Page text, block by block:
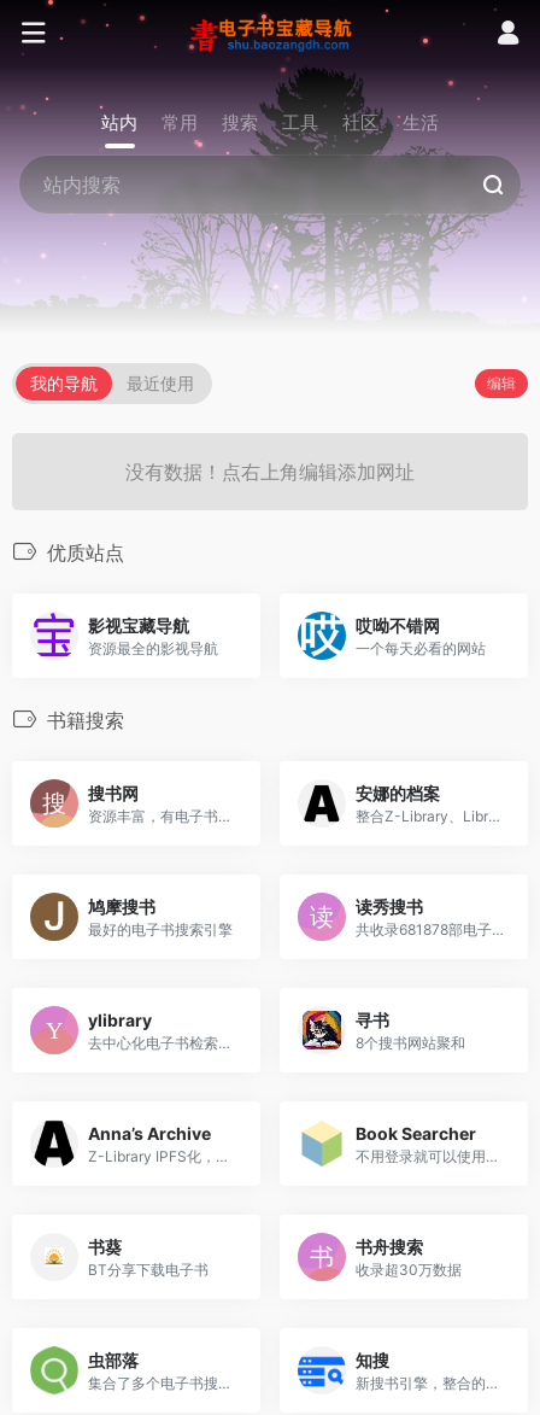
站内 常用 搜索 工具 社区 生活
我的导航 最近使用 编辑
没有数据！点右上角编辑添加网址
优质站点
影视宝藏导航
资源最全的影视导航
哎呦不错网
一个每天必看的网站
书籍搜索
搜书网
资源丰富，有电子书和随书光盘
安娜的档案
整合Z-Library、Library Gene...
鸠摩搜书
最好的电子书搜索引擎
读秀搜书
共收录681878部电子书
ylibrary
去中心化电子书检索系统，支...
寻书
8个搜书网站聚和
Anna’s Archive
Z-Library IPFS化，无需登录...
Book Searcher
不用登录就可以使用，而且也...
书葵
BT分享下载电子书
书舟搜索
收录超30万数据
虫部落
集合了多个电子书搜索引擎
知搜
新搜书引擎，整合的网站还不错